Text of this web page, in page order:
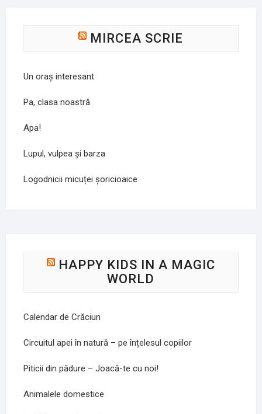
MIRCEA SCRIE
Un oraș interesant
Pa, clasa noastră
Apa!
Lupul, vulpea și barza
Logodnicii micuței șoricioaice
HAPPY KIDS IN A MAGIC
WORLD
Calendar de Crăciun
Circuitul apei în natură – pe înțelesul copiilor
Piticii din pădure – Joacă-te cu noi!
Animalele domestice